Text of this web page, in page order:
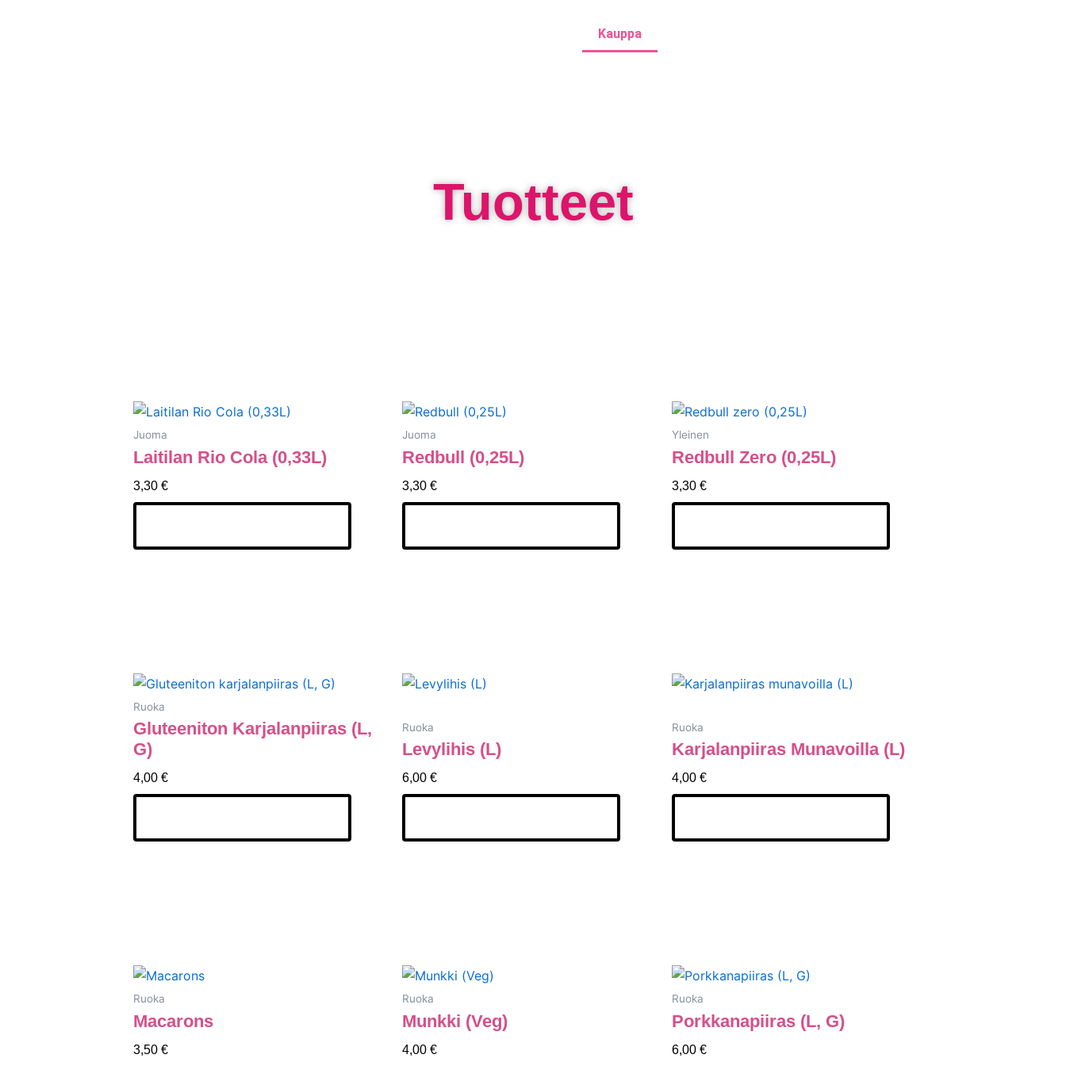
Kauppa
Tuotteet
Juoma
Laitilan Rio Cola (0,33L)
3,30 €
Juoma
Redbull (0,25L)
3,30€
Yleinen
Redbull Zero (0,25L)
3,30 €
Ruoka
Gluteeniton Karjalanpiiras (L,
G)
4,00 €
Ruoka
Levylihis (L)
6,00€
Ruoka
Karjalanpiiras Munavoilla (L)
4,00 €
Ruoka
Macarons
3,50 €
Ruoka
Munkki (Veg)
4,00€
Ruoka
Porkkanapiiras (L, G)
6,00 €